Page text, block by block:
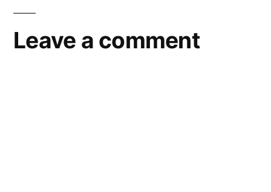
Leave a comment